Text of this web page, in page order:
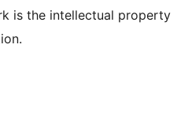
is the intellectual property